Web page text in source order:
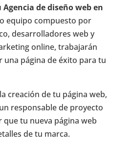
Agencia de diseño web en
equipo compuesto por
desarrolladores web y
online, trabajarán
una página de éxito para tu
creación de tu página web,
responsable de proyecto
tu nueva página web
de tu marca.